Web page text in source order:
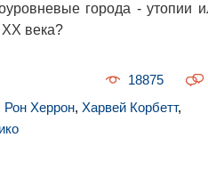
города - утопии
века?
18875
Рон Херрон, Харвей Корбетт,